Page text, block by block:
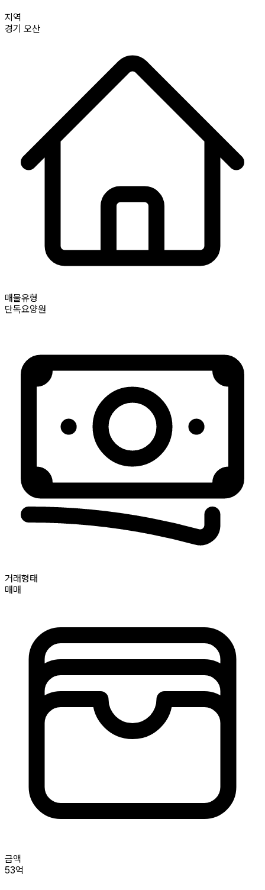
지역
경기 오산
매물유형
단독요양원
거래형태
매매
금액
53억